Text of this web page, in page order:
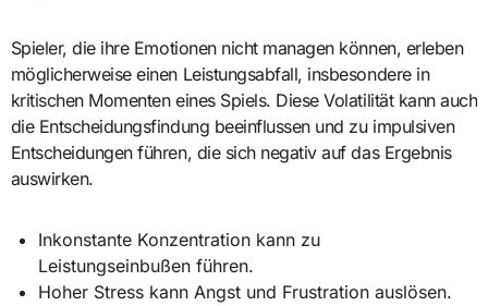
Spieler, die ihre Emotionen nicht managen können, erleben
möglicherweise einen Leistungsabfall, insbesondere in
kritischen Momenten eines Spiels. Diese Volatilität kann auch
die Entscheidungsfindung beeinflussen und zu impulsiven
Entscheidungen führen, die sich negativ auf das Ergebnis
auswirken.
Inkonstante Konzentration kann zu
Leistungseinbußen führen.
Hoher Stress kann Angst und Frustration auslösen.